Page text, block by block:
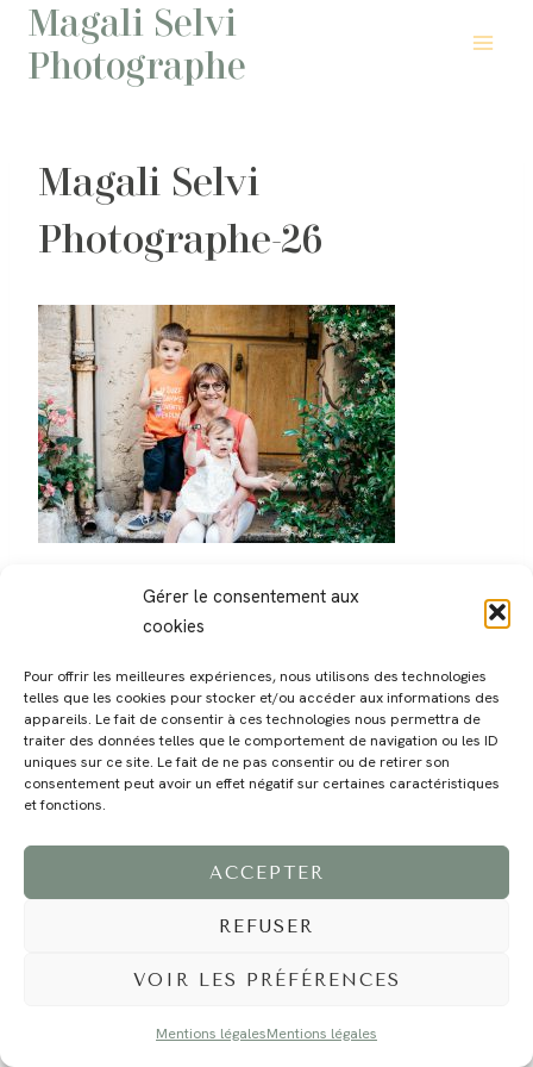
Gérer le consentement aux
cookies
Pour offrir les meilleures expériences, nous utilisons des technologies
telles que les cookies pour stocker et/ou accéder aux informations des
appareils. Le fait de consentir à ces technologies nous permettra de
traiter des données telles que le comportement de navigation ou les ID
uniques sur ce site. Le fait de ne pas consentir ou de retirer son
consentement peut avoir un effet négatif sur certaines caractéristiques
et fonctions.
ACCEPTER
REFUSER
VOIR LES PRÉFÉRENCES
Mentions légalesMentions légales
Aller
contenu
Magali Selvi
Photographe
Magali Selvi
Photographe-26
MAGALI PRESTATIONS YOGA VOYAGE BLOG CONTACT
©2024 EI Magali Selvi - Photographe Famille et Mariage - Nice - Côte d'Azur -